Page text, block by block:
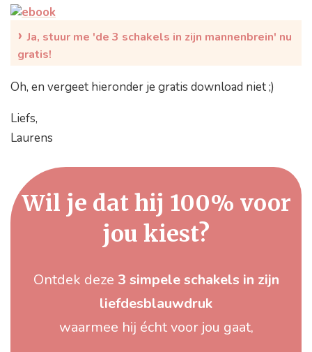
›Ja, stuur me 'de 3 schakels in zijn mannenbrein' nu
gratis!
Oh, en vergeet hieronder je gratis download niet ;)
Liefs,
Laurens
Wil je dat hij 100% voor
jou kiest?
Ontdek deze 3 simpele schakels in zijn
liefdesblauwdruk
waarmee hij écht voor jou gaat,